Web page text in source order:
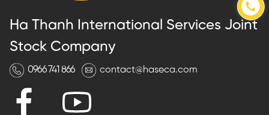
Ha Thanh International Services Joint
Stock Company
0966 741 866 contact@haseca.com